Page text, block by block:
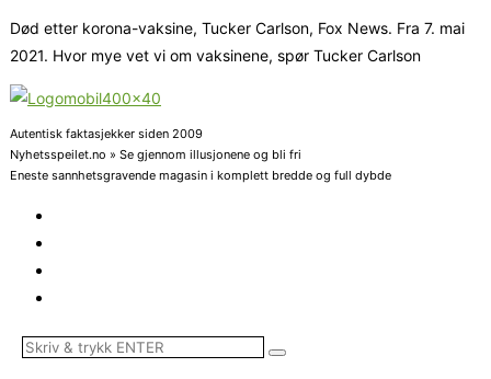
Død etter korona-vaksine, Tucker Carlson, Fox News. Fra 7. mai
2021. Hvor mye vet vi om vaksinene, spør Tucker Carlson
Autentisk faktasjekker siden 2009
Nyhetsspeilet.no » Se gjennom illusjonene og bli fri
Eneste sannhetsgravende magasin i komplett bredde og full dybde